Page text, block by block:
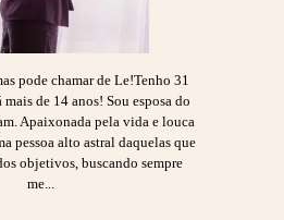
pode chamar de Le!Tenho 31
de 14 anos! Sou esposa do
Apaixonada pela vida e louca
pessoa alto astral daquelas que
objetivos, buscando sempre
me...